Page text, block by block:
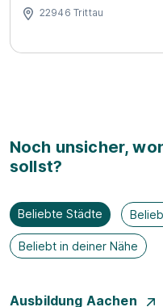
22946 Trittau
Noch unsicher,
sollst?
Beliebte Städte
Beliebt in deiner Nähe
Ausbildung Aachen